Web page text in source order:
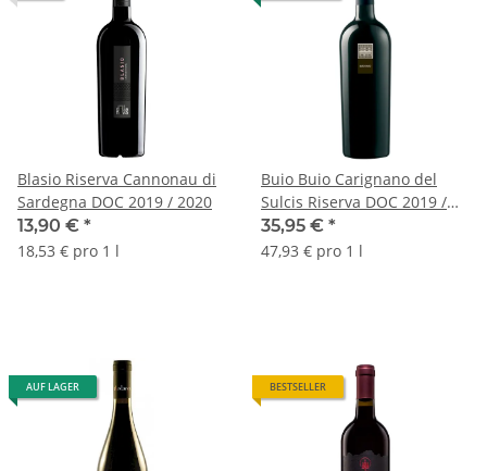
Blasio Riserva Cannonau di
Sardegna DOC 2019 / 2020
13,90 € *
18,53 € pro 1 l
Buio Buio Carignano del
Sulcis Riserva DOC 2019 /
2021
35,95 € *
47,93 € pro 1 l
AUF LAGER BESTSELLER